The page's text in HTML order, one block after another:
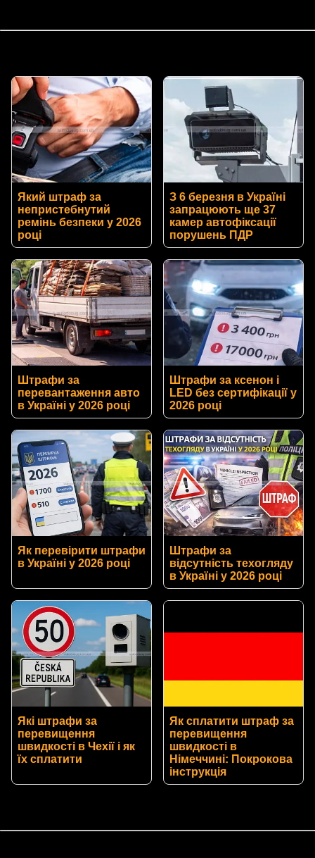
Який штраф за
непристебнутий
ремінь безпеки у 2026
році
З 6 березня в Україні
запрацюють ще 37
камер автофіксації
порушень ПДР
Штрафи за
перевантаження авто
в Україні у 2026 році
Штрафи за ксенон і
LED без сертифікації у
2026 році
Як перевірити штрафи
в Україні у 2026 році
Штрафи за
відсутність техогляду
в Україні у 2026 році
Які штрафи за
перевищення
швидкості в Чехії і як
їх сплатити
Як сплатити штраф за
перевищення
швидкості в
Німеччині: Покрокова
інструкція